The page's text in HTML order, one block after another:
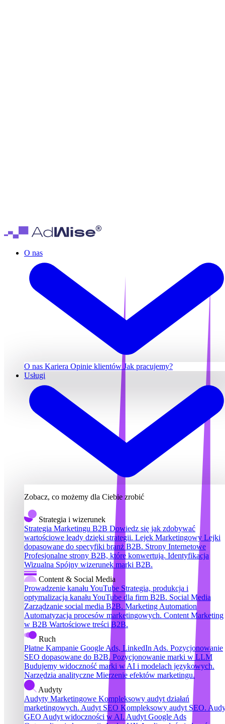
O nas
O nas Kariera Opinie klientów Jak pracujemy?
Usługi
Zobacz, co możemy dla Ciebie zrobić
Strategia i wizerunek
Strategia Marketingu B2B Dowiedz się jak zdobywać
wartościowe leady dzięki strategii. Lejek Marketingowy Lejki
dopasowane do specyfiki branż B2B. Strony Internetowe
Profesjonalne strony B2B, które konwertują. Identyfikacja
Wizualna Spójny wizerunek marki B2B.
Content & Social Media
Prowadzenie kanału YouTube Strategia, produkcja i
optymalizacja kanału YouTube dla firm B2B. Social Media
Zarządzanie social media B2B. Marketing Automation
Automatyzacja procesów marketingowych. Content Marketing
w B2B Wartościowe treści B2B.
Ruch
Płatne Kampanie Google Ads, LinkedIn Ads. Pozycjonowanie
SEO dopasowane do B2B. Pozycjonowanie marki w LLM
Budujemy widoczność marki w AI i modelach językowych.
Narzędzia analityczne Mierzenie efektów marketingu.
Audyty
Audyty Marketingowe Kompleksowy audyt działań
marketingowych. Audyt SEO Kompleksowy audyt SEO.
GEO Audyt widoczności w AI. Audyt Google Ads